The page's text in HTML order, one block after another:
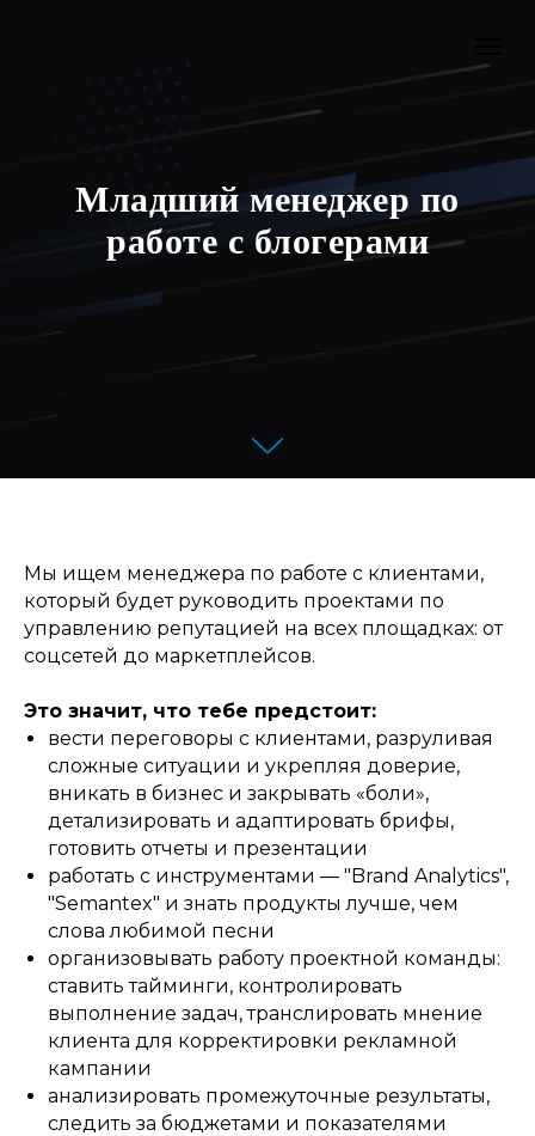
Младший менеджер по
работе с блогерами
Мы ищем менеджера по работе с клиентами,
который будет руководить проектами по
управлению репутацией на всех площадках: от
соцсетей до маркетплейсов.
Это значит, что тебе предстоит:
вести переговоры с клиентами, разруливая
сложные ситуации и укрепляя доверие,
вникать в бизнес и закрывать «боли»,
детализировать и адаптировать брифы,
готовить отчеты и презентации
работать с инструментами — "Brand Analytics",
"Semantex" и знать продукты лучше, чем
слова любимой песни
организовывать работу проектной команды:
ставить тайминги, контролировать
выполнение задач, транслировать мнение
клиента для корректировки рекламной
кампании
анализировать промежуточные результаты,
следить за бюджетами и показателями